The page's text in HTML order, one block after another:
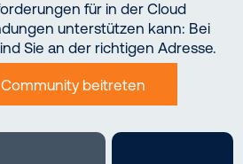
für in der Cloud
unterstützen kann: Bei
Sie an der richtigen Adresse.
beitreten